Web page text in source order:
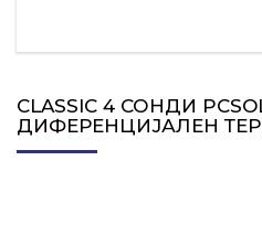
CLASSIC 4 СОНДИ
ДИФЕРЕНЦИЈАЛЕН